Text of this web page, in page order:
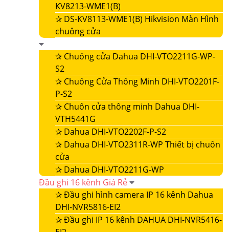
KV8213-WME1(B)
✰ DS-KV8113-WME1(B) Hikvision Màn Hình
chuông cửa
✰ Chuông cửa Dahua DHI-VTO2211G-WP-
S2
✰ Chuông Cửa Thông Minh DHI-VTO2201F-
P-S2
✰ Chuôn cửa thông minh Dahua DHI-
VTH5441G
✰ Dahua DHI-VTO2202F-P-S2
✰ Dahua DHI-VTO2311R-WP Thiết bị chuôn
cửa
✰ Dahua DHI-VTO2211G-WP
Đầu ghi 16 kênh Giá Rẻ
✰Đầu ghi hình camera IP 16 kênh Dahua
DHI-NVR5816-EI2
✰Đầu ghi IP 16 kênh DAHUA DHI-NVR5416-